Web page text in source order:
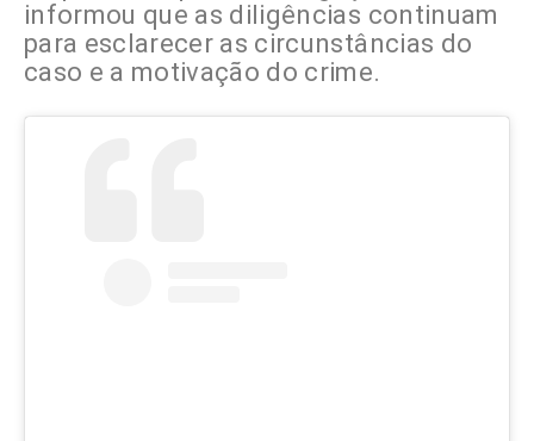
informou que as diligências continuam
para esclarecer as circunstâncias do
caso e a motivação do crime.